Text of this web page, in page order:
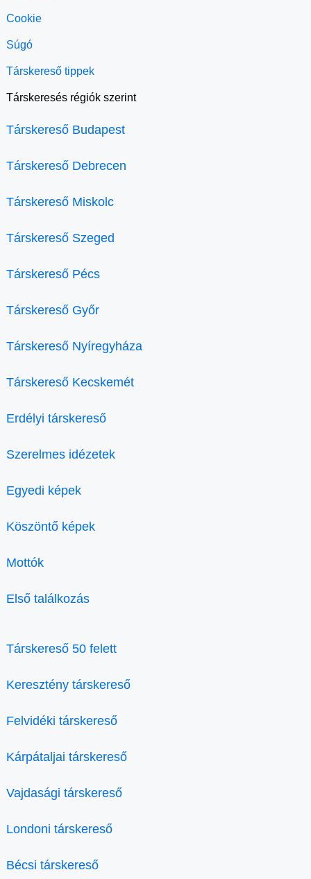
Cookie
Súgó
Társkereső tippek
Társkeresés régiók szerint
Társkereső Budapest
Társkereső Debrecen
Társkereső Miskolc
Társkereső Szeged
Társkereső Pécs
Társkereső Győr
Társkereső Nyíregyháza
Társkereső Kecskemét
Erdélyi társkereső
Szerelmes idézetek
Egyedi képek
Köszöntő képek
Mottók
Első találkozás
Társkereső 50 felett
Keresztény társkereső
Felvidéki társkereső
Kárpátaljai társkereső
Vajdasági társkereső
Londoni társkereső
Bécsi társkereső